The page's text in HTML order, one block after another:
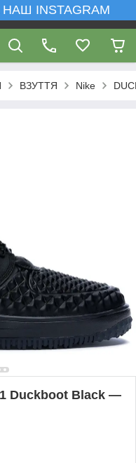
INSTAGRAM
ВЗУТТЯ Nike
1 Duckboot Black —